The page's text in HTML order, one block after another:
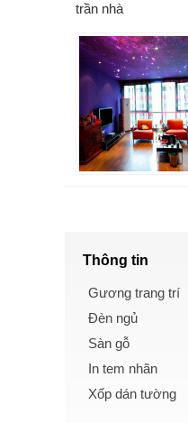
trần nhà
Thông tin
Gương trang trí
Đèn ngủ
Sàn gỗ
In tem nhãn
Xốp dán tường